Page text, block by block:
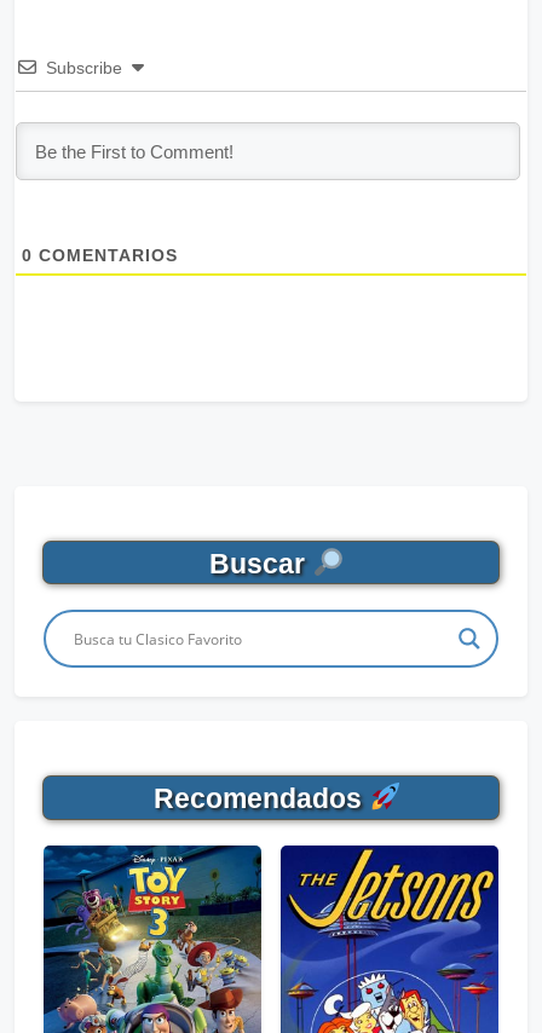
Subscribe
0 COMENTARIOS
Buscar
Recomendados